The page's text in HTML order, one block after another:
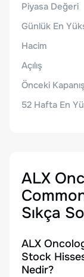
Piyasa Değeri
Günlük En
Hacim
Açılış
Önceki Kapanış
52 Hafta En
ALX
Sıkça
ALX
Stock
Nedir?